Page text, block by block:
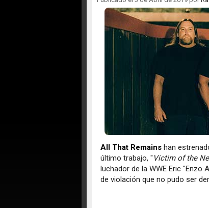
All That Remainshan
último trabajo, " Victim of the
luchador de la WWE Eric "Enzo
de violación que no pudo ser